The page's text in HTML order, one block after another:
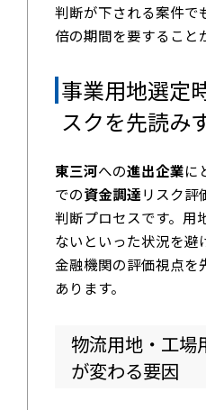
判断が下される案件で
倍の期間を要すること
事業用地選定
スクを先読み
東三河への進出企業に
での資金調達リスク評
判断プロセスです。用
ないといった状況を避
金融機関の評価視点を
あります。
物流用地・工場
が変わる要因